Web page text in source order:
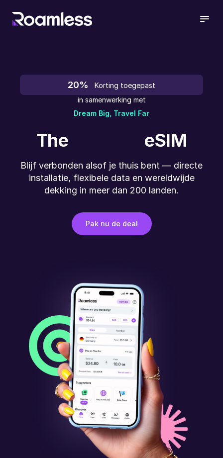
20%
Korting toegepast
in samenwerking met
Dream Big, Travel Far
The eSIM
Blijf verbonden alsof je thuis bent — directe
installatie, flexibele data en wereldwijde
dekking in meer dan 200 landen.
Pak nu de deal